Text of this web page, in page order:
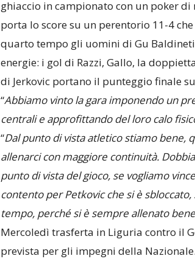
ghiaccio in campionato con un poker di
porta lo score su un perentorio 11-4
quarto tempo gli uomini di Gu
energie: i gol di Razzi, Gallo, la
di Jerkovic portano il punteggio finale
“Abbiamo vinto la gara imponendo un
centrali e approfittando del loro calo
“Dal punto di vista atletico stiamo bene,
allenarci con maggiore continuità.
punto di vista del gioco, se vogliamo
contento per Petkovic che si è
tempo, perché si è sempre allenato bene
Mercoledì trasferta in Liguria contro il
prevista per gli impegni della Nazionale.